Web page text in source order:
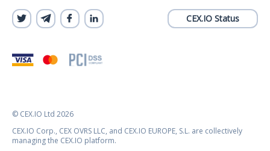
CEX.IO Status
© CEX.IO Ltd 2026
CEX.IO Corp., CEX OVRS LLC, and CEX.IO EUROPE, S.L. are collectively
managing the CEX.IO platform.